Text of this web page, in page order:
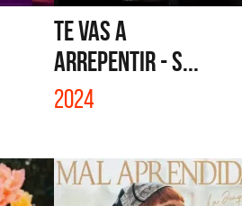
TE VAS A
ARREPENTIR - S...
2024